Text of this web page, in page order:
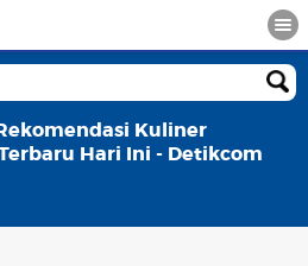
Kuliner
Hari Ini - Detikcom